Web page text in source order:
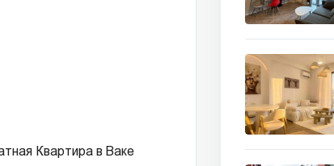
Сдаётся 3 комнатная Квартира в Ваке